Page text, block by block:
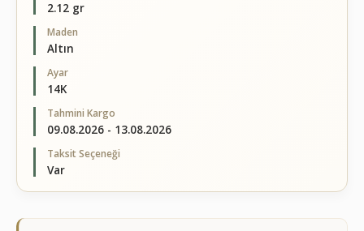
2.12 gr
Maden
Altın
Ayar
14K
Tahmini Kargo
09.08.2026 - 13.08.2026
Taksit Seçeneği
Var